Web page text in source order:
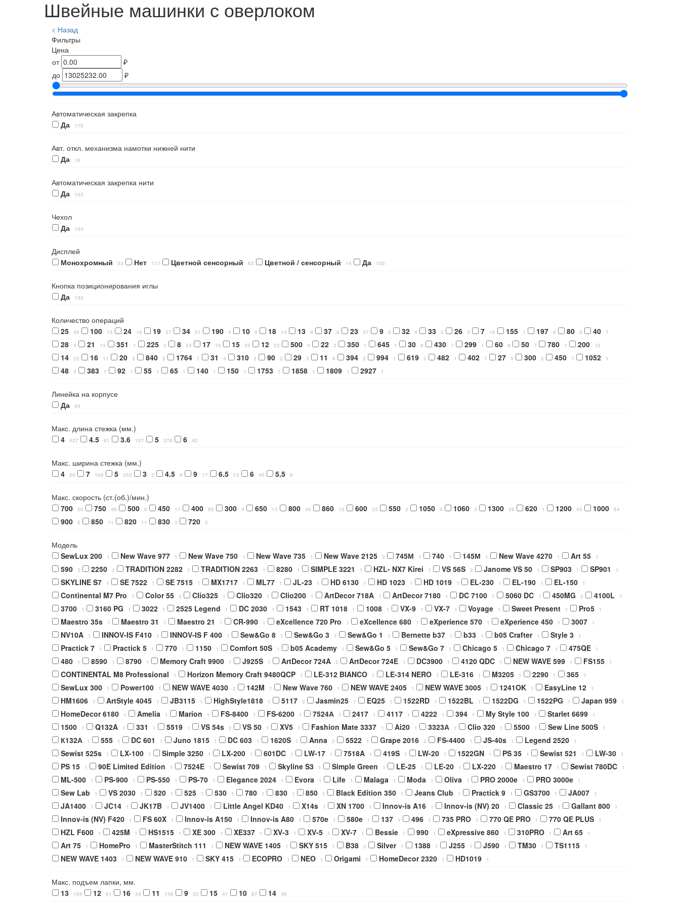
Швейные машинки с оверлоком
< Назад
Фильтры
Цена
от
₽
до
₽
Автоматическая закрепка
Да
175
Авт. откл. механизма намотки нижней нити
Да
10
Автоматическая закрепка нити
Да
103
Чехол
Да
184
Дисплей
Монохромный
33 Нет 111 Цветной сенсорный 63 Цветной / сенсорный 14 Да 103
Кнопка позиционирования иглы
Да
183
Количество операций
25
46 100 13 24 10 19 27 34 21 190 4 10 9 18 14 13 9 37 8 23 27 9 8 32 4 33 3 26 3 7 18 155 1 197 8 80 8 40 7
28 4 21 12 351 1 225 2 8 24 17 16 15 55 12 22 500 4 22 2 350 1 645 1 30 9 430 1 299 1 60 8 50 7 780 1 200 10
14 22 16 11 20 5 840 2 1764 1 31 4 310 2 90 2 29 3 11 6 394 2 994 1 619 2 482 1 402 1 27 5 300 2 450 1 1052 1
48 2 383 1 92 1 55 1 65 1 140 1 150 1 1753 1 1858 1 1809 1 2927 1
Линейка на корпусе
Да
93
Макс. длина стежка (мм.)
4
427 4.5 61 3.6 127 5 278 6 42
Макс. ширина стежка (мм.)
4
20 7 108 5 252 3 3 4.5 8 9 17 6.5 13 6 45 5.5 9
Макс. скорость (ст.(об.)/мин.)
700
20 750 48 500 8 450 11 400 92 300 4 650 13 800 43 860 18 600 25 550 2 1050 4 1060 3 1300 36 620 1 1200 45 1000 64
900 5 850 11 820 11 830 3 720 2
Модель
SewLux 200
1 New Wave 977 1 New Wave 750 1 New Wave 735 1 New Wave 2125 2 745М 1 740 1 145М 1 New Wave 4270 1 Art 55 1
590 2 2250 2 TRADITION 2282 1 TRADITION 2263 1 8280 1 SIMPLE 3221 1 HZL- NX7 Kirei 1 VS 56S 2 Janome VS 50 1 SP903 1 SP901 1
SKYLINE S7 1 SE 7522 1 SE 7515 1 MX1717 1 ML77 1 JL-23 1 HD 6130 1 HD 1023 1 HD 1019 1 EL-230 1 EL-190 1 EL-150 1
Continental M7 Pro 1 Color 55 2 Clio325 1 Clio320 1 Clio200 1 ArtDecor 718A 1 ArtDecor 7180 1 DC 7100 1 5060 DC 1 450MG 2 4100L 1
3700 1 3160 PG 1 3022 1 2525 Legend 1 DC 2030 1 1543 1 RT 1018 1 1008 1 VX-9 1 VX-7 1 Voyage 1 Sweet Present 1 Pro5 1
Maestro 35s 1 Maestro 31 1 Maestro 21 1 CR-990 1 eXcellence 720 Pro 1 eXcellence 680 1 eXperience 570 1 eXperience 450 1 3007 1
NV10A 1 INNOV-IS F410 1 INNOV-IS F 400 1 Sew&Go 8 1 Sew&Go 3 1 Sew&Go 1 1 Bernette b37 1 b33 1 b05 Crafter 1 Style 3 1
Practick 7 1 Practick 5 1 770 1 1150 1 Comfort 50S 1 b05 Academy 1 Sew&Go 5 1 Sew&Go 7 1 Chicago 5 1 Chicago 7 1 475QE 1
480 1 8590 1 8790 1 Memory Craft 9900 1 J925S 1 ArtDecor 724A 2 ArtDecor 724E 1 DC3900 1 4120 QDC 1 NEW WAVE 599 1 FS155 1
CONTINENTAL M8 Professional 1 Horizon Memory Craft 9480QCP 1 LE-312 BIANCO 1 LE-314 NERO 1 LE-316 1 M3205 1 2290 1 365 1
SewLux 300 1 Power100 1 NEW WAVE 4030 2 142M 1 New Wave 760 1 NEW WAVE 2405 1 NEW WAVE 3005 1 1241OK 1 EasyLine 12 1
HM1606 1 ArtStyle 4045 1 JB3115 1 HighStyle1818 1 5117 2 Jasmin25 1 EQ25 1 1522RD 1 1522BL 1 1522DG 1 1522PG 1 Japan 959 1
HomeDecor 6180 1 Amelia 1 Marion 1 FS-8400 1 FS-6200 1 7524А 1 2417 1 4117 1 4222 1 394 1 My Style 100 1 Starlet 6699 1
1500 1 Q132A 1 331 1 5519 1 VS 54s 2 VS 50 1 XV5 1 Fashion Mate 3337 1 Ai20 1 3323А 1 Clio 320 1 5500 1 Sew Line 500S 1
К132А 1 555 1 DC 601 1 Juno 1815 1 DC 603 1 1620S 1 Anna 2 5522 1 Grape 2016 2 FS-4400 1 JS-40s 1 Legend 2520 1
Sewist 525s 1 LX-100 1 Simple 3250 1 LX-200 1 601DC 1 LW-17 1 7518A 1 419S 1 LW-20 1 1522GN 1 PS 35 1 Sewist 521 1 LW-30 1
PS 15 1 90E Limited Edition 1 7524E 1 Sewist 709 1 Skyline S3 1 Simple Green 1 LE-25 1 LE-20 1 LX-220 1 Maestro 17 1 Sewist 780DC 1
ML-500 1 PS-900 1 PS-550 1 PS-70 1 Elegance 2024 1 Evora 1 Life 1 Malaga 1 Moda 1 Oliva 1 PRO 2000e 1 PRO 3000e 1
Sew Lab 1 VS 2030 1 520 1 525 1 530 1 780 1 830 1 850 1 Black Edition 350 1 Jeans Club 1 Practick 9 1 GS3700 1 JA007 1
JA1400 1 JC14 1 JK17B 1 JV1400 1 Little Angel KD40 1 X14s 1 XN 1700 1 Innov-is A16 1 Innov-is (NV) 20 1 Classic 25 1 Gallant 800 1
Innov-is (NV) F420 1 FS 60X 1 Innov-is A150 1 Innov-is A80 1 570e 1 580e 1 137 1 496 1 735 PRO 1 770 QE PRO 1 770 QE PLUS 1
HZL F600 1 425M 1 HS1515 1 XE 300 1 XE337 1 XV-3 1 XV-5 1 XV-7 1 Bessie 1 990 1 eXpressive 860 1 310PRO 1 Art 65 1
Art 75 1 HomePro 1 MasterStitch 111 1 NEW WAVE 1405 1 SKY 515 1 B38 2 Silver 1 1388 1 J255 1 J590 1 TM30 1 TS1115 1
NEW WAVE 1403 1 NEW WAVE 910 1 SKY 415 1 ECOPRO 1 NEO 1 Origami 1 HomeDecor 2320 1 HD1019 1
Макс. подъем лапки, мм.
13
195 12 61 16 44 11 106 9 23 15 41 10 87 14 46